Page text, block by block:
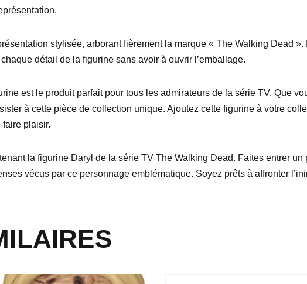
stylisée, arborant fièrement la marque « The Walking Dead
détail de la figurine sans avoir à ouvrir l’emballage.
est le produit parfait pour tous les admirateurs de la série TV. Que
à cette pièce de collection unique. Ajoutez cette figurine à votre
plaisir.
la figurine Daryl de la série TV The Walking Dead. Faites entrer
vécus par ce personnage emblématique. Soyez prêts à affronter